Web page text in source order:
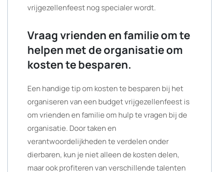
vrijgezellenfeest nog specialer wordt.
Vraag vrienden en familie om te
helpen met de organisatie om
kosten te besparen.
Een handige tip om kosten te besparen bij het
organiseren van een budget vrijgezellenfeest is
om vrienden en familie om hulp te vragen bij de
organisatie. Door taken en
verantwoordelijkheden te verdelen onder
dierbaren, kun je niet alleen de kosten delen,
maar ook profiteren van verschillende talenten